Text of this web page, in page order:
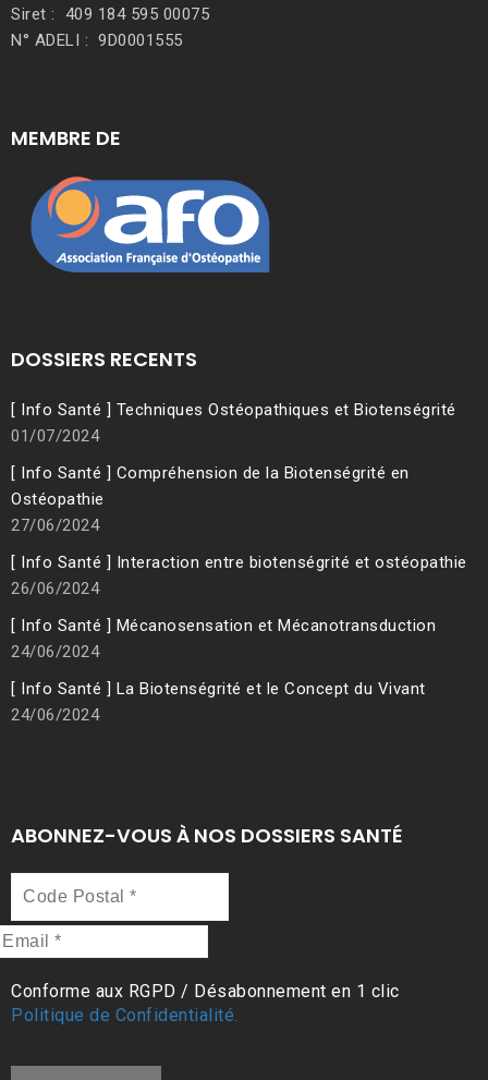
Siret : 409 184 595 00075
N° ADELI : 9D0001555
MEMBRE DE
DOSSIERS RECENTS
[ Info Santé ] Techniques Ostéopathiques et Biotenségrité
01/07/2024
[ Info Santé ] Compréhension de la Biotenségrité en
Ostéopathie
27/06/2024
[ Info Santé ] Interaction entre biotenségrité et ostéopathie
26/06/2024
[ Info Santé ] Mécanosensation et Mécanotransduction
24/06/2024
[ Info Santé ] La Biotenségrité et le Concept du Vivant
24/06/2024
ABONNEZ-VOUS À NOS DOSSIERS SANTÉ
Postal
*
Email
*
Conforme aux RGPD / Désabonnement en 1 clic
Politique de Confidentialité.